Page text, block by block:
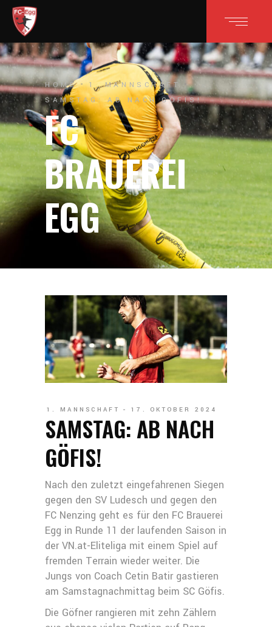
HOME
1. MANNSCHAFT
SAMSTAG: AB NACH GÖFIS!
FC
BRAUEREI
EGG
1. MANNSCHAFT 17. OKTOBER 2024
SAMSTAG: AB NACH
GÖFIS!
Nach den zuletzt eingefahrenen Siegen
gegen den SV Ludesch und gegen den
FC Nenzing geht es für den FC Brauerei
Egg in Runde 11 der laufenden Saison in
der VN.at-Eliteliga mit einem Spiel auf
fremden Terrain wieder weiter. Die
Jungs von Coach Cetin Batir gastieren
am Samstagnachmittag beim SC Göfis.
Die Göfner rangieren mit zehn Zählern